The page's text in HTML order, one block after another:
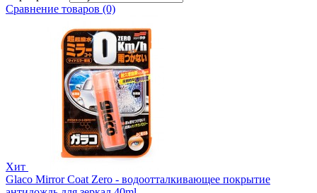
Сравнение товаров (0)
Хит
Glaco Mirror Coat Zero - водоотталкивающее покрытие